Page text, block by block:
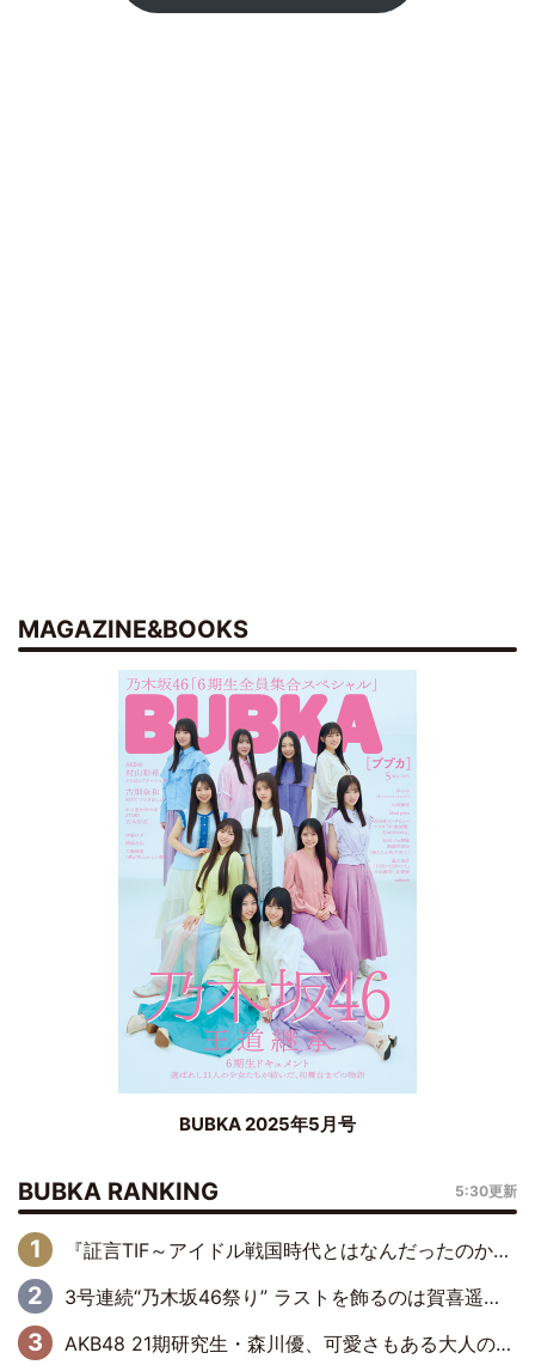
MAGAZINE&BOOKS
BUBKA 2025年5月号
BUBKA RANKING 5:30更新
『証言TIF～アイドル戦国時代とはなんだったのか～』第6回：でんぱ組.inc・古川未鈴×相沢梨紗「『ハロプロやりたかったな』って言ったら、夢眠ねむさんに『てめえはでんぱ組．incなんだよ！』って肩パンされて(笑)」
3号連続“乃木坂46祭り” ラストを飾るのは賀喜遥香…5年ぶりの登場に「5年分大人になった私を見ていただけたら」
AKB48 21期研究生・森川優、可愛さもある大人の女性に